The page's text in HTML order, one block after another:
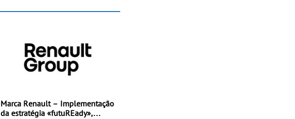
energia às estradas de Portugal
Marca Renault – Implementação
da estratégia «futuREady»,